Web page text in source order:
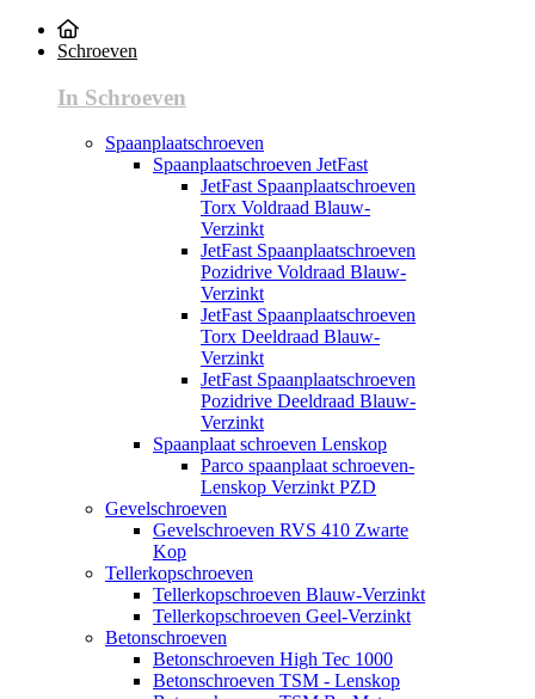
Schroeven
In Schroeven
Spaanplaatschroeven
Spaanplaatschroeven JetFast
JetFast Spaanplaatschroeven
Torx Voldraad Blauw-
Verzinkt
JetFast Spaanplaatschroeven
Pozidrive Voldraad Blauw-
Verzinkt
JetFast Spaanplaatschroeven
Torx Deeldraad Blauw-
Verzinkt
JetFast Spaanplaatschroeven
Pozidrive Deeldraad Blauw-
Verzinkt
Spaanplaat schroeven Lenskop
Parco spaanplaat schroeven-
Lenskop Verzinkt PZD
Gevelschroeven
Gevelschroeven RVS 410 Zwarte
Kop
Tellerkopschroeven
Tellerkopschroeven Blauw-Verzinkt
Tellerkopschroeven Geel-Verzinkt
Betonschroeven
Betonschroeven High Tec 1000
Betonschroeven TSM - Lenskop